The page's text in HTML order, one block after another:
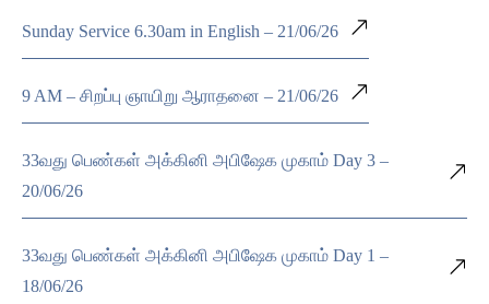
Sunday Service 6.30am in English – 21/06/26
9 AM – சிறப்பு ஞாயிறு ஆராதனை – 21/06/26
33வது பெண்கள் அக்கினி அபிஷேக முகாம் Day 3 –
20/06/26
33வது பெண்கள் அக்கினி அபிஷேக முகாம் Day 1 –
18/06/26